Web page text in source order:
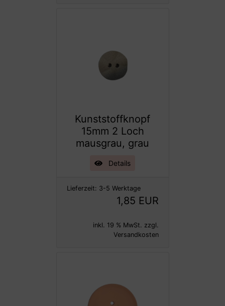
Kunststoffknopf
15mm 2 Loch
mausgrau, grau
Details
Lieferzeit: 3-5 Werktage
1,85 EUR
inkl. 19 % MwSt. zzgl.
Versandkosten